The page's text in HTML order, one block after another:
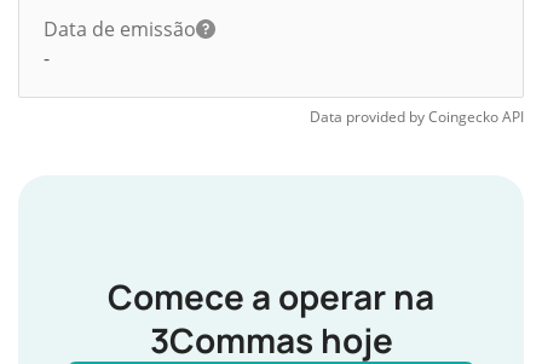
Data de emissão
-
Data provided byCoingeckoAPI
Comece a operar na
3Commas hoje